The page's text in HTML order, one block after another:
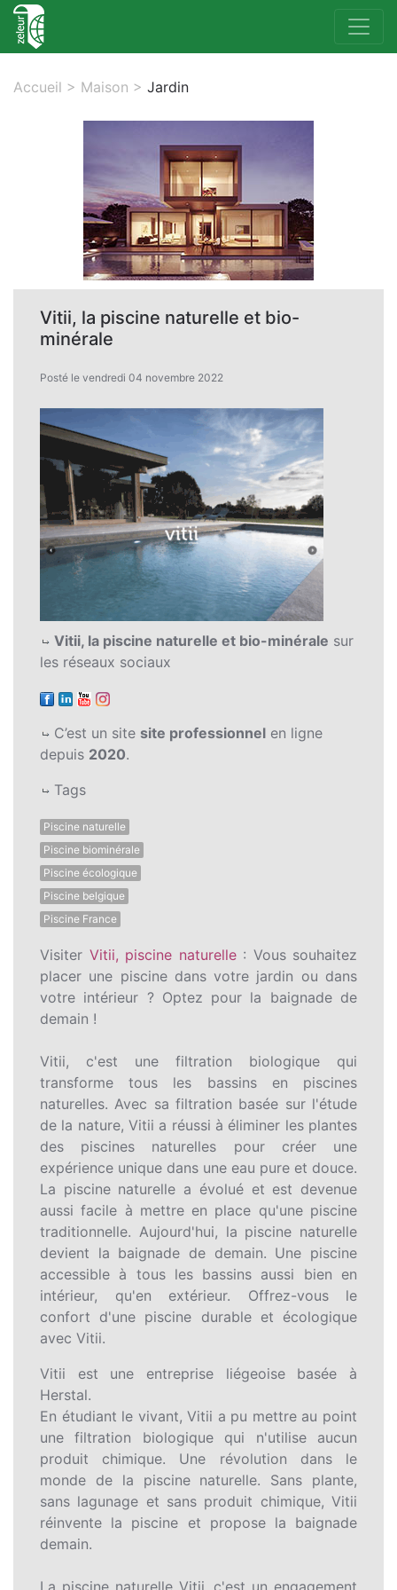
Accueil > Maison > Jardin
Vitii, la piscine naturelle et bio-
minérale
Posté le vendredi 04 novembre 2022
Vitii, la piscine naturelle et bio-minérale sur
les réseaux sociaux
C’est un site site professionnel en ligne
depuis 2020.
Tags
Piscine naturelle
Piscine biominérale
Piscine écologique
Piscine belgique
Piscine France
Visiter Vitii, piscine naturelle: Vous souhaitez
placer une piscine dans votre jardin ou dans
votre intérieur ? Optez pour la baignade de
demain !
Vitii, c'est une filtration biologique qui
transforme tous les bassins en piscines
naturelles. Avec sa filtration basée sur l'étude
de la nature, Vitii a réussi à éliminer les plantes
des piscines naturelles pour créer une
expérience unique dans une eau pure et douce.
La piscine naturelle a évolué et est devenue
aussi facile à mettre en place qu'une piscine
traditionnelle. Aujourd'hui, la piscine naturelle
devient la baignade de demain. Une piscine
accessible à tous les bassins aussi bien en
intérieur, qu'en extérieur. Offrez-vous le
confort d'une piscine durable et écologique
avec Vitii.
Vitii est une entreprise liégeoise basée à
Herstal.
En étudiant le vivant, Vitii a pu mettre au point
une filtration biologique qui n'utilise aucun
produit chimique. Une révolution dans le
monde de la piscine naturelle. Sans plante,
sans lagunage et sans produit chimique, Vitii
réinvente la piscine et propose la baignade
demain.
La piscine naturelle Vitii, c'est un engagement